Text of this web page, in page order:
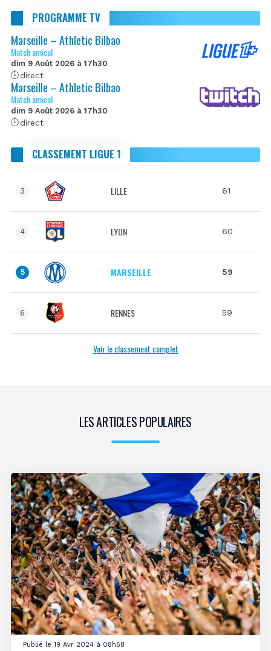
PROGRAMME TV
Marseille – Athletic Bilbao
Match amical
dim 9 Août 2026 à 17h30
direct
Marseille – Athletic Bilbao
Match amical
dim 9 Août 2026 à 17h30
direct
CLASSEMENT LIGUE 1
3 LILLE 61
4 LYON 60
5 MARSEILLE 59
6 RENNES 59
Voir le classement complet
LES ARTICLES POPULAIRES
Publié le 19 Avr 2024 à 08h58